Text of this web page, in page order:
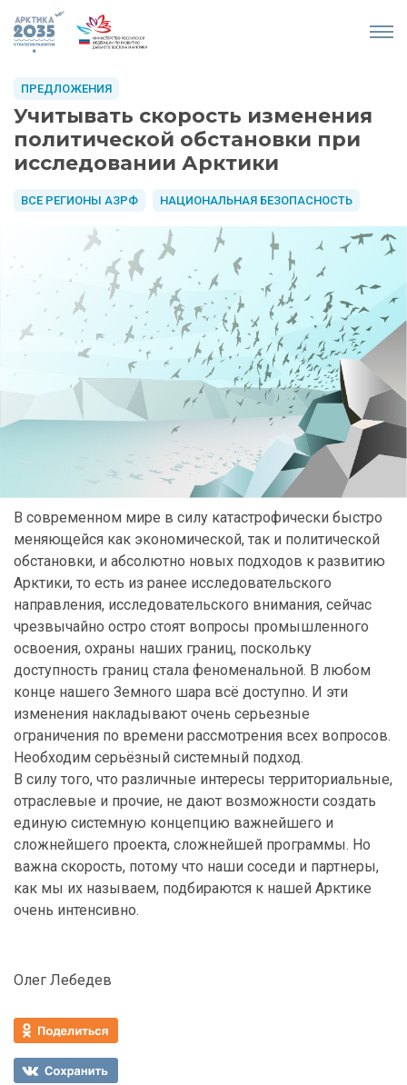
Учитывать скорость изменения
политической обстановки при
исследовании Арктики
ВСЕ РЕГИОНЫ АЗРФ НАЦИОНАЛЬНАЯ БЕЗОПАСНОСТЬ
ПРЕДЛОЖЕНИЯ
В современном мире в силу катастрофически быстро
меняющейся как экономической, так и политической
обстановки, и абсолютно новых подходов к развитию
Арктики, то есть из ранее исследовательского
направления, исследовательского внимания, сейчас
чрезвычайно остро стоят вопросы промышленного
освоения, охраны наших границ, поскольку
доступность границ стала феноменальной. В любом
конце нашего Земного шара всё доступно. И эти
изменения накладывают очень серьезные
ограничения по времени рассмотрения всех вопросов.
Необходим серьёзный системный подход.
В силу того, что различные интересы территориальные,
отраслевые и прочие, не дают возможности создать
единую системную концепцию важнейшего и
сложнейшего проекта, сложнейшей программы. Но
важна скорость, потому что наши соседи и партнеры,
как мы их называем, подбираются к нашей Арктике
очень интенсивно.
Олег Лебедев